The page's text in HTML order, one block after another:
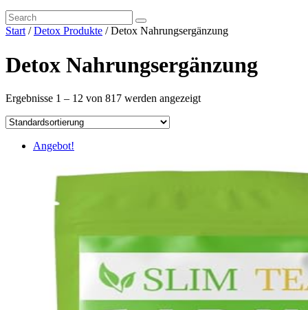
Start/Detox Produkte / Detox Nahrungsergänzung
Detox Nahrungsergänzung
Ergebnisse 1 – 12 von 817 werden angezeigt
Angebot!